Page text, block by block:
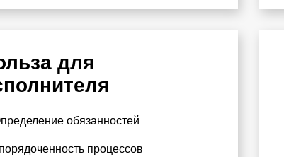
для
обязанностей
процессов